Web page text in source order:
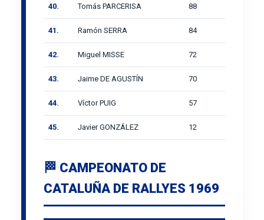
40. Tomás PARCERISA 88
41. Ramón SERRA 84
42. Miguel MISSE 72
43. Jaime DE AGUSTÍN 70
44. Víctor PUIG 57
45. Javier GONZÁLEZ 12
🏁 CAMPEONATO DE
CATALUÑA DE RALLYES 1969